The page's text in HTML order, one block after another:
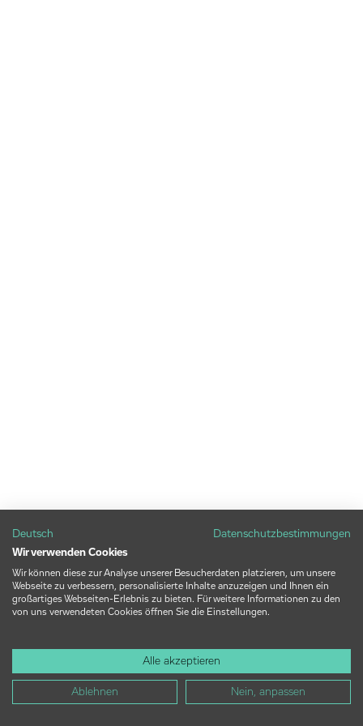
Deutsch
Datenschutzbestimmungen
Wir verwenden Cookies
Wir können diese zur Analyse unserer Besucherdaten platzieren, um unsere
Webseite zu verbessern, personalisierte Inhalte anzuzeigen und Ihnen ein
großartiges Webseiten-Erlebnis zu bieten. Für weitere Informationen zu den
von uns verwendeten Cookies öffnen Sie die Einstellungen.
Alle akzeptieren
Ablehnen Nein, anpassen